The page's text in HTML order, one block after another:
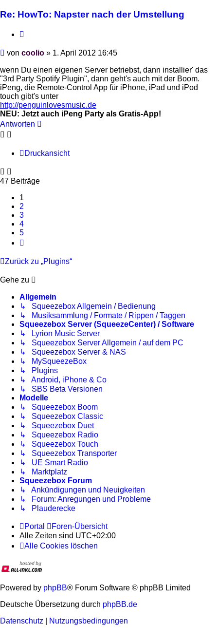
Re: HowTo: Napster nach der Umstellung
Beitrag
von coolio » 1. April 2012 16:45
wenn Du einen eigenen Server betriebst, dann installier' das
"3rd Party Spotify Plugin", dann geht's auch mit der Boom.
iPeng, die Remote-Control App für iPhone, iPad und iPod
touch gibt's unter
http://penguinlovesmusic.de
NEU: Jetzt auch iPeng Party als Gratis-App!
Antworten
Druckansicht
47 Beiträge
1
2
3
4
5
Zurück zu „Plugins“
Gehe zu
Allgemein
↳ Squeezebox Allgemein / Bedienung
↳ Musiksammlung / Formate / Rippen / Taggen
Squeezebox Server (SqueezeCenter) / Software
↳ Lyrion Music Server
↳ Squeezebox Server Allgemein / auf dem PC
↳ Squeezebox Server & NAS
↳ MySqueezeBox
↳ Plugins
↳ Android, iPhone & Co
↳ SBS Beta Versionen
Modelle
↳ Squeezebox Boom
↳ Squeezebox Classic
↳ Squeezebox Duet
↳ Squeezebox Radio
↳ Squeezebox Touch
↳ Squeezebox Transporter
↳ UE Smart Radio
↳ Marktplatz
Squeezebox Forum
↳ Ankündigungen und Neuigkeiten
↳ Forum: Anregungen und Probleme
↳ Plauderecke
Portal
Foren-Übersicht
Alle Zeiten sind UTC+02:00
Alle Cookies löschen
Powered by phpBB® Forum Software © phpBB Limited
Deutsche Übersetzung durch phpBB.de
Datenschutz
Nutzungsbedingungen